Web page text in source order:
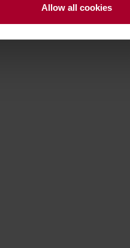
Allow all cookies